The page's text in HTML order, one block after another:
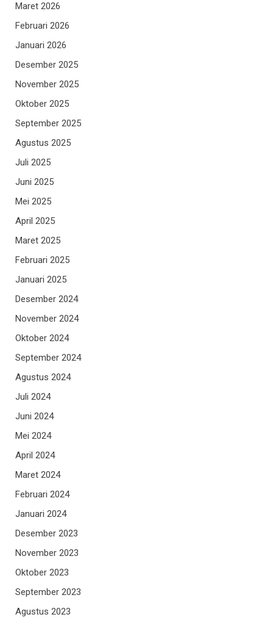
Maret 2026
Februari 2026
Januari 2026
Desember 2025
November 2025
Oktober 2025
September 2025
Agustus 2025
Juli 2025
Juni 2025
Mei 2025
April 2025
Maret 2025
Februari 2025
Januari 2025
Desember 2024
November 2024
Oktober 2024
September 2024
Agustus 2024
Juli 2024
Juni 2024
Mei 2024
April 2024
Maret 2024
Februari 2024
Januari 2024
Desember 2023
November 2023
Oktober 2023
September 2023
Agustus 2023